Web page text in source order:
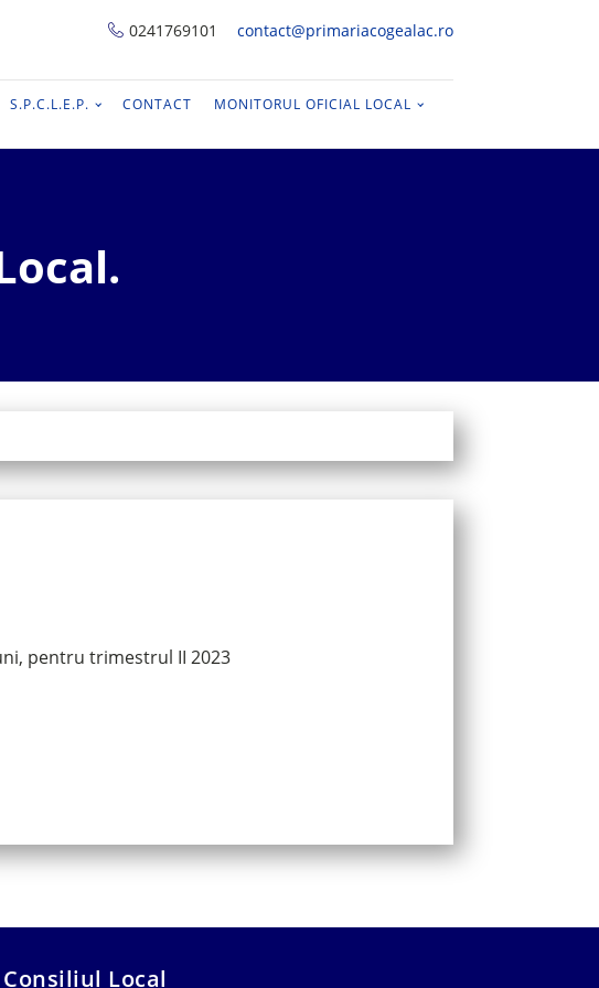
0241769101 contact@primariacogealac.ro
S.P.C.L.E.P. CONTACT MONITORUL OFICIAL LOCAL
pentru trimestrul II 2023
Consiliul Local